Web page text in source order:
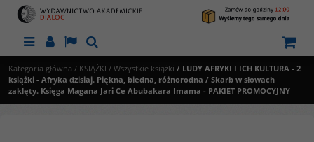
MenuPanelLangSzukaj
Kategoria główna / KSIĄŻKI / Wszystkie książki / LUDY AFRYKI I ICH KULTURA - 2
książki - Afryka dzisiaj. Piękna, biedna, różnorodna / Skarb w słowach
zaklęty. Księga Magana Jari Ce Abubakara Imama - PAKIET PROMOCYJNY